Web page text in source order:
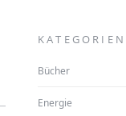
KATEGORIEN
Bücher
Energie